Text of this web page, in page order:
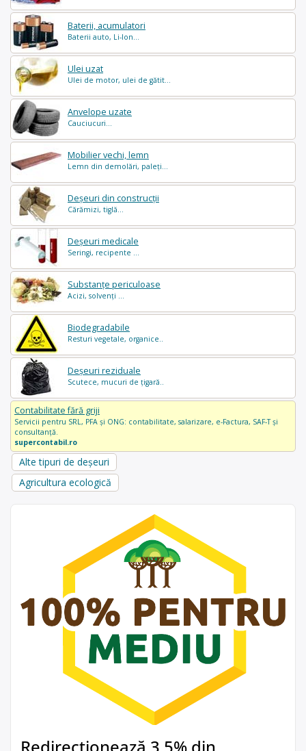
Baterii, acumulatori
Baterii auto, Li-Ion...
Ulei uzat
Ulei de motor, ulei de gătit...
Anvelope uzate
Cauciucuri...
Mobilier vechi, lemn
Lemn din demolări, paleți...
Deșeuri din construcții
Cărămizi, tiglă...
Deșeuri medicale
Seringi, recipente ...
Substanțe periculoase
Acizi, solvenți ...
Biodegradabile
Resturi vegetale, organice..
Deșeuri reziduale
Scutece, mucuri de țigară..
Contabilitate fără griji
Servicii pentru SRL, PFA și ONG: contabilitate, salarizare, e-Factura, SAF-T și
consultanță.
supercontabil.ro
Alte tipuri de deșeuri
Agricultura ecologică